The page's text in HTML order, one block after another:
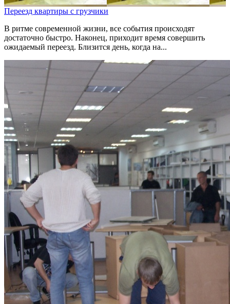
Переезд квартиры с грузчики
В ритме современной жизни, все события происходят
достаточно быстро. Наконец, приходит время совершить
ожидаемый переезд. Близится день, когда на...